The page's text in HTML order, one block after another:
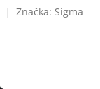
Značka: Sigma